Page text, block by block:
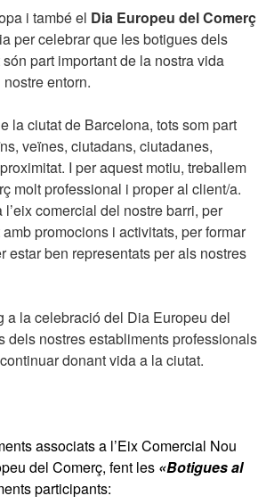
i també el Dia Europeu del Comerç
per celebrar que les botigues dels
part important de la nostra vida
entorn.
la ciutat de Barcelona, tots som part
veïnes, ciutadans, ciutadanes,
I per aquest motiu, treballem
molt professional i proper al client/a.
comercial del nostre barri, per
promocions i activitats, per formar
estar ben representats per als nostres
a la celebració del Dia Europeu del
dels nostres establiments professionals
donant vida a la ciutat.
associats a l’Eix Comercial Nou
del Comerç, fent les «Botigues al
participants: